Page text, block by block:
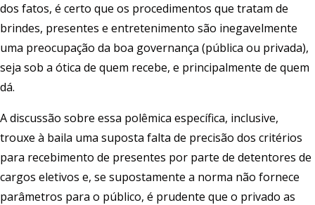
dos fatos, é certo que os procedimentos que tratam de
brindes, presentes e entretenimento são inegavelmente
uma preocupação da boa governança (pública ou privada),
seja sob a ótica de quem recebe, e principalmente de quem
dá.
A discussão sobre essa polêmica específica, inclusive,
trouxe à baila uma suposta falta de precisão dos critérios
para recebimento de presentes por parte de detentores de
cargos eletivos e, se supostamente a norma não fornece
parâmetros para o público, é prudente que o privado as